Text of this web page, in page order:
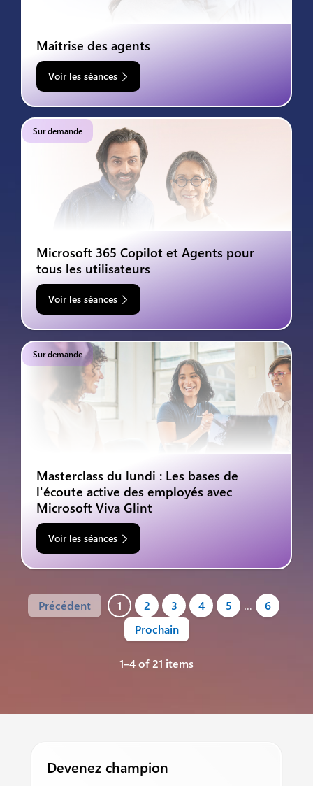
Maîtrise des agents
Voir les séances
Sur demande
Microsoft 365 Copilot et Agents pour
tous les utilisateurs
Voir les séances
Sur demande
Masterclass du lundi : Les bases de
l'écoute active des employés avec
Microsoft Viva Glint
Voir les séances
Précédent 1 2 3 4 5 …
6
Prochain
1–4 of 21 items
Devenez champion